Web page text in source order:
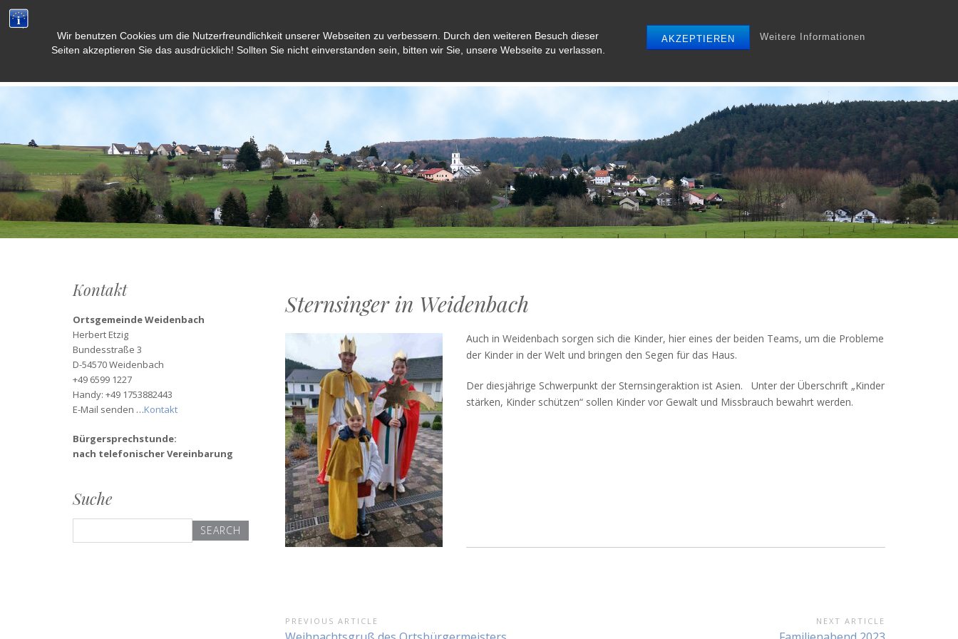
Wir benutzen Cookies um die Nutzerfreundlichkeit unserer Webseiten zu verbessern. Durch den weiteren Besuch dieser
Seiten akzeptieren Sie das ausdrücklich! Sollten Sie nicht einverstanden sein, bitten wir Sie, unsere Webseite zu verlassen.
AKZEPTIEREN Weitere Informationen
Weidenbach/Eifel Aktuelles Gemeinde Bürger
Sternsinger in Weidenbach
Auch in Weidenbach sorgen sich die Kinder, hier eines der beiden Teams, um die Probleme
der Kinder in der Welt und bringen den Segen für das Haus.
Der diesjährige Schwerpunkt der Sternsingeraktion ist Asien. Unter der Überschrift „Kinder
stärken, Kinder schützen“ sollen Kinder vor Gewalt und Missbrauch bewahrt werden.
Beitragsnavigation
PREVIOUS ARTICLE
Previous
NEXT ARTICLE
Next
Kontakt
Ortsgemeinde Weidenbach
Herbert Etzig
Bundesstraße 3
D-54570 Weidenbach
+49 6599 1227
Handy: +49 1753882443
E-Mail senden …Kontakt
Bürgersprechstunde:
nach telefonischer Vereinbarung
Suche
for: